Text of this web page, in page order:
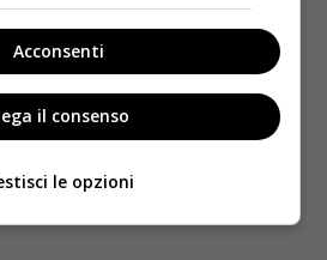
Acconsenti
il consenso
le opzioni